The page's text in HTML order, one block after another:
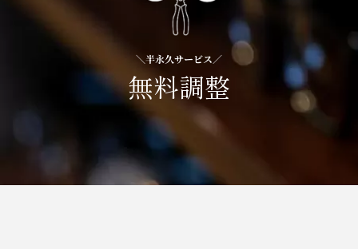
＼半永久サービス／
無料調整